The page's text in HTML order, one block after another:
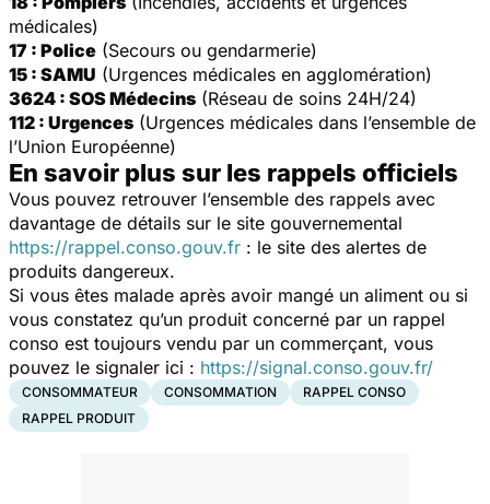
médicales)
17 : Police (Secours ou gendarmerie)
15 : SAMU (Urgences médicales en agglomération)
3624 : SOS Médecins (Réseau de soins 24H/24)
112 : Urgences (Urgences médicales dans l’ensemble de
l’Union Européenne)
En savoir plus sur les rappels officiels
Vous pouvez retrouver l’ensemble des rappels avec
davantage de détails sur le site gouvernemental
https://rappel.conso.gouv.fr : le site des alertes de
produits dangereux.
Si vous êtes malade après avoir mangé un aliment ou si
vous constatez qu’un produit concerné par un rappel
conso est toujours vendu par un commerçant, vous
pouvez le signaler ici : https://signal.conso.gouv.fr/
CONSOMMATEUR CONSOMMATION
RAPPEL CONSO
RAPPEL PRODUIT